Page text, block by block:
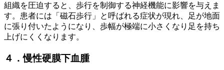
組織を圧迫すると、歩行を制御する神経機能に影響を与えま
す。患者には「磁石歩行」と呼ばれる症状が現れ、足が地面
に張り付いたようになり、歩幅が極端に小さくなり足を持ち
上げにくくなります。
４．慢性硬膜下血腫